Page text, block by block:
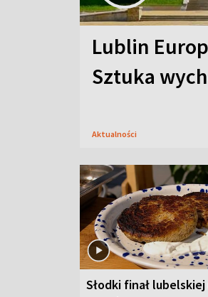
Lublin
Sztuka
Aktualności
Słodki finał